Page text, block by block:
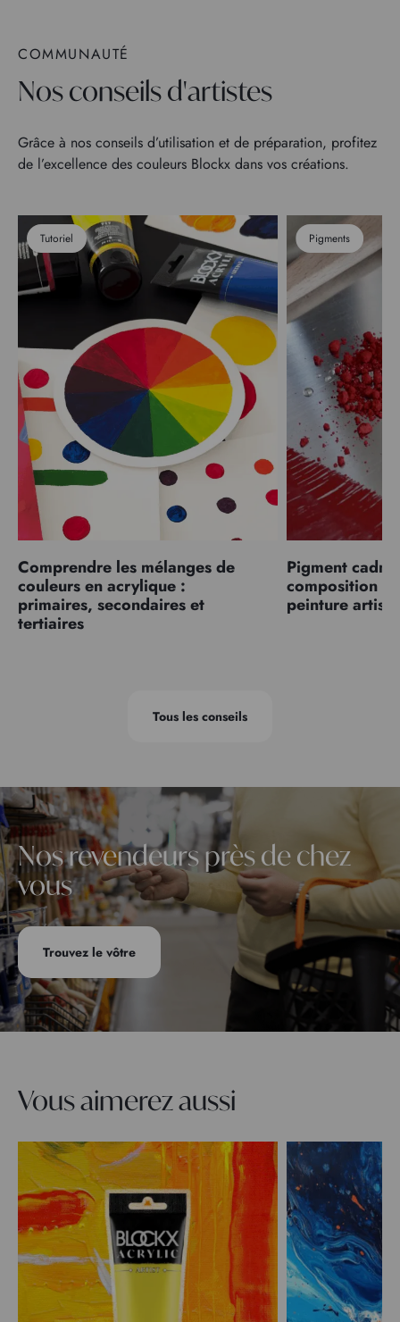
COMMUNAUTÉ
Nos conseils d'artistes
Grâce à nos conseils d’utilisation et de préparation, profitez
de l’excellence des couleurs Blockx dans vos créations.
Tutoriel
Comprendre les mélanges de
couleurs en acrylique :
primaires, secondaires et
tertiaires
Pigments
Pigment
composition
peinture
Tous les conseils
Nos revendeurs près de chez
vous
Trouvez le vôtre
Vous aimerez aussi